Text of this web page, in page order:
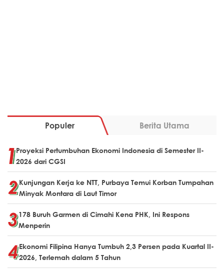
Populer Berita Utama
Proyeksi Pertumbuhan Ekonomi Indonesia di Semester II-
2026 dari CGSI
Kunjungan Kerja ke NTT, Purbaya Temui Korban Tumpahan
Minyak Montara di Laut Timor
178 Buruh Garmen di Cimahi Kena PHK, Ini Respons
Menperin
Ekonomi Filipina Hanya Tumbuh 2,3 Persen pada Kuartal II-
2026, Terlemah dalam 5 Tahun